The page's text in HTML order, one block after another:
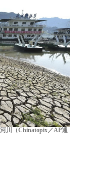
川（Chinatopix／AP通